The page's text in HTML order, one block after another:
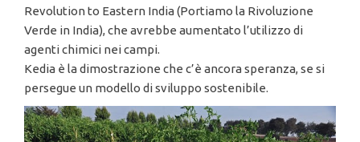
Revolution to Eastern India (Portiamo la Rivoluzione
Verde in India), che avrebbe aumentato l’utilizzo di
agenti chimici nei campi.
Kedia è la dimostrazione che c’è ancora speranza, se si
persegue un modello di sviluppo sostenibile.